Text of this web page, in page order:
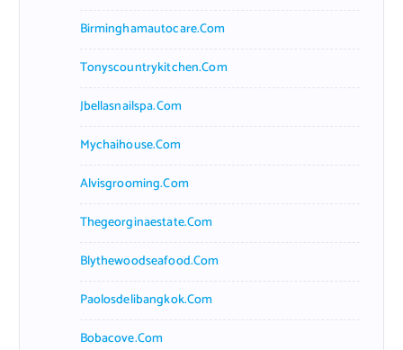
Birminghamautocare.com
Tonyscountrykitchen.com
Jbellasnailspa.com
Mychaihouse.com
Alvisgrooming.com
Thegeorginaestate.com
Blythewoodseafood.com
Paolosdelibangkok.com
Bobacove.com